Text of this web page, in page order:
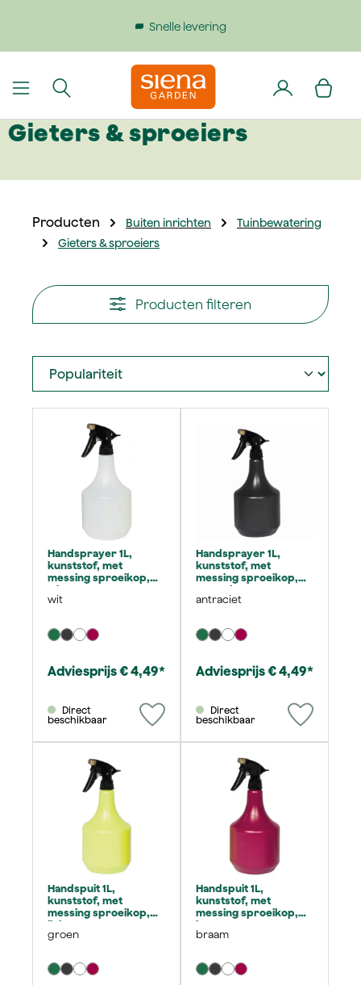
Snelle levering
Gieters & sproeiers
Producten Buiten inrichten
Tuinbewatering
Gieters & sproeiers
Producten filteren
Handsprayer 1L,
kunststof, met
messing sproeikop,
wit
wit
Adviesprijs € 4,49*
beschikbaar
Handsprayer 1L,
kunststof, met
messing sproeikop,
antraciet
antraciet
Adviesprijs € 4,49*
beschikbaar
Handspuit 1L,
kunststof, met
messing sproeikop,
lichtgroen
groen
Handspuit 1L,
kunststof, met
messing sproeikop,
braam
braam